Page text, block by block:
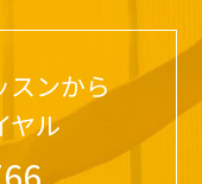
スンから
ヤル